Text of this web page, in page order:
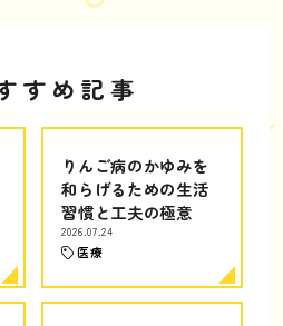
すめ記事
りんご病のかゆみを
和らげるための生活
習慣と工夫の極意
2026.07.24
医療